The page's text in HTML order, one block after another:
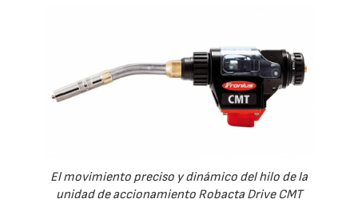
El movimiento preciso y dinámico del hilo de la
unidad de accionamiento Robacta Drive CMT